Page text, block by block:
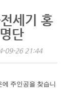
세기 홍
단
09-26 21:44
주인공을 찾습니